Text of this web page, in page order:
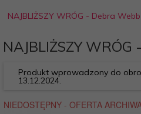
NAJBLIŻSZY WRÓG - Debra Webb
NAJBLIŻSZY
Produkt wprowadzony do
13.12.2024.